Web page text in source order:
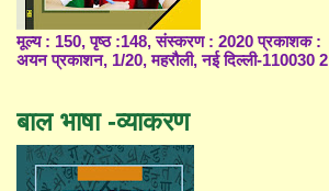
मूल्य : 150, पृष्ठ :148, संस्करण : 2020 प्रकाशक :
अयन प्रकाशन, 1/20, महरौली, नई दिल्ली-110030 2
बाल भाषा -व्याकरण